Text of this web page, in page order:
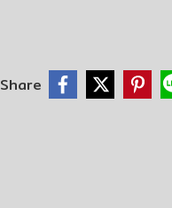
Share